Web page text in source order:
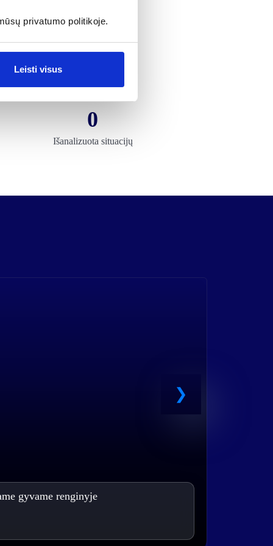
privatumo politikoje.
Leisti visus
0
Išanalizuota situacijų
gyvame renginyje